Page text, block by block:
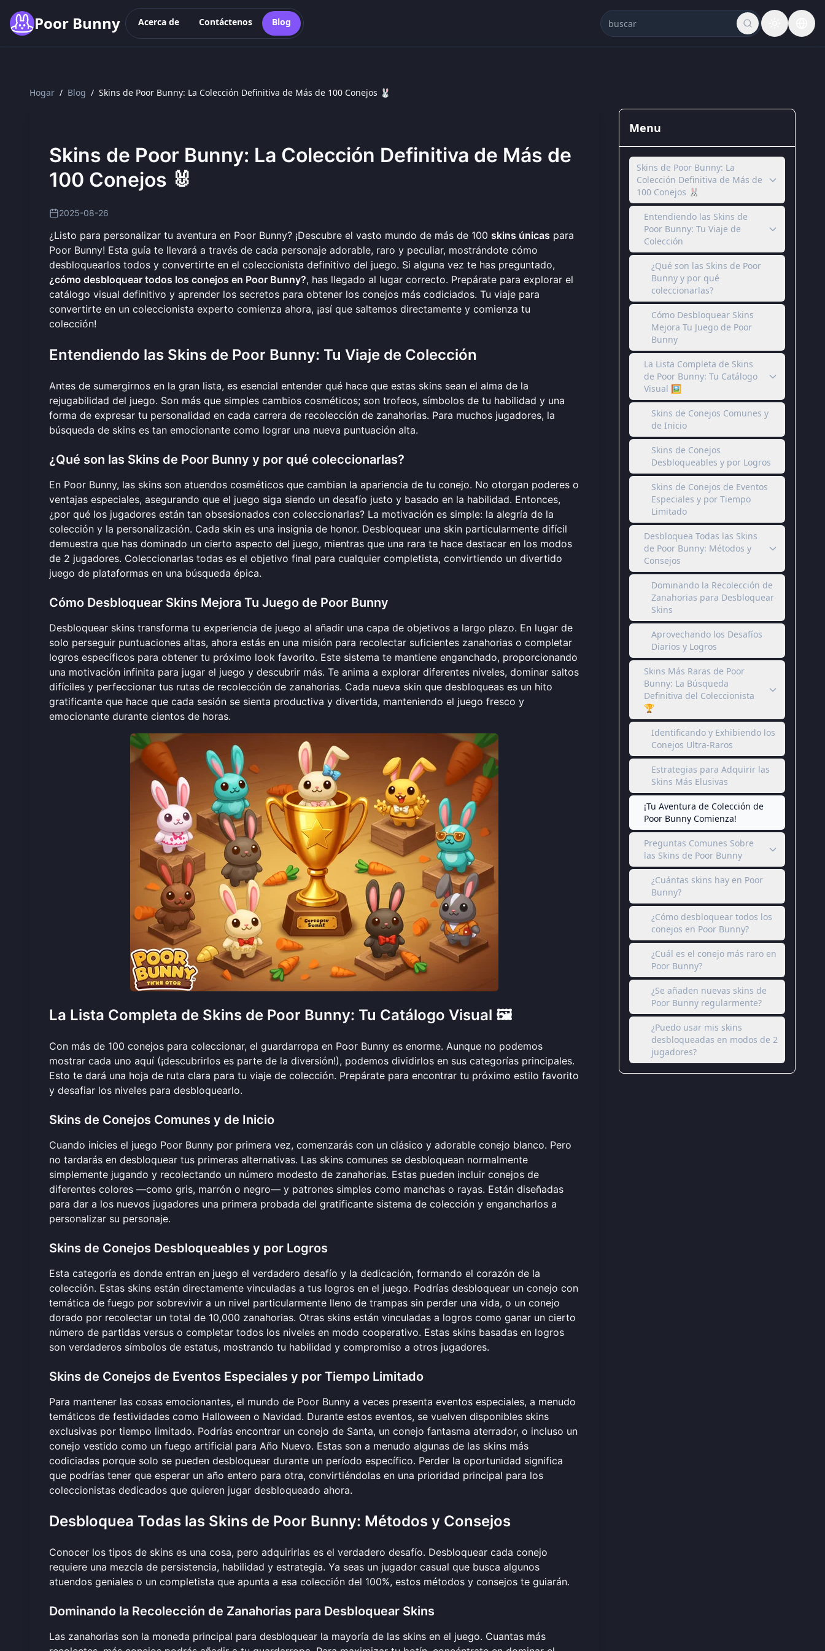
Poor Bunny Acerca de Contáctenos Blog
Hogar / Blog / Skins de Poor Bunny: La Colección Definitiva de Más de 100 Conejos 🐰
Skins de Poor Bunny: La Colección Definitiva de Más de
100 Conejos 🐰
2025-08-26
¿Listo para personalizar tu aventura en Poor Bunny? ¡Descubre el vasto mundo de más de 100 skins únicas para
Poor Bunny! Esta guía te llevará a través de cada personaje adorable, raro y peculiar, mostrándote cómo
desbloquearlos todos y convertirte en el coleccionista definitivo del juego. Si alguna vez te has preguntado,
¿cómo desbloquear todos los conejos en Poor Bunny?, has llegado al lugar correcto. Prepárate para explorar el
catálogo visual definitivo y aprender los secretos para obtener los conejos más codiciados. Tu viaje para
convertirte en un coleccionista experto comienza ahora, ¡así que saltemos directamente y comienza tu
colección!
Entendiendo las Skins de Poor Bunny: Tu Viaje de Colección
Antes de sumergirnos en la gran lista, es esencial entender qué hace que estas skins sean el alma de la
rejugabilidad del juego. Son más que simples cambios cosméticos; son trofeos, símbolos de tu habilidad y una
forma de expresar tu personalidad en cada carrera de recolección de zanahorias. Para muchos jugadores, la
búsqueda de skins es tan emocionante como lograr una nueva puntuación alta.
¿Qué son las Skins de Poor Bunny y por qué coleccionarlas?
En Poor Bunny, las skins son atuendos cosméticos que cambian la apariencia de tu conejo. No otorgan poderes o
ventajas especiales, asegurando que el juego siga siendo un desafío justo y basado en la habilidad. Entonces,
¿por qué los jugadores están tan obsesionados con coleccionarlas? La motivación es simple: la alegría de la
colección y la personalización. Cada skin es una insignia de honor. Desbloquear una skin particularmente difícil
demuestra que has dominado un cierto aspecto del juego, mientras que una rara te hace destacar en los modos
de 2 jugadores. Coleccionarlas todas es el objetivo final para cualquier completista, convirtiendo un divertido
juego de plataformas en una búsqueda épica.
Cómo Desbloquear Skins Mejora Tu Juego de Poor Bunny
Desbloquear skins transforma tu experiencia de juego al añadir una capa de objetivos a largo plazo. En lugar de
solo perseguir puntuaciones altas, ahora estás en una misión para recolectar suficientes zanahorias o completar
logros específicos para obtener tu próximo look favorito. Este sistema te mantiene enganchado, proporcionando
una motivación infinita para jugar el juego y descubrir más. Te anima a explorar diferentes niveles, dominar saltos
difíciles y perfeccionar tus rutas de recolección de zanahorias. Cada nueva skin que desbloqueas es un hito
gratificante que hace que cada sesión se sienta productiva y divertida, manteniendo el juego fresco y
emocionante durante cientos de horas.
La Lista Completa de Skins de Poor Bunny: Tu Catálogo Visual 🖼️
Con más de 100 conejos para coleccionar, el guardarropa en Poor Bunny es enorme. Aunque no podemos
mostrar cada uno aquí (¡descubrirlos es parte de la diversión!), podemos dividirlos en sus categorías principales.
Esto te dará una hoja de ruta clara para tu viaje de colección. Prepárate para encontrar tu próximo estilo favorito
y desafiar los niveles para desbloquearlo.
Skins de Conejos Comunes y de Inicio
Cuando inicies el juego Poor Bunny por primera vez, comenzarás con un clásico y adorable conejo blanco. Pero
no tardarás en desbloquear tus primeras alternativas. Las skins comunes se desbloquean normalmente
simplemente jugando y recolectando un número modesto de zanahorias. Estas pueden incluir conejos de
diferentes colores —como gris, marrón o negro— y patrones simples como manchas o rayas. Están diseñadas
para dar a los nuevos jugadores una primera probada del gratificante sistema de colección y engancharlos a
personalizar su personaje.
Skins de Conejos Desbloqueables y por Logros
Esta categoría es donde entran en juego el verdadero desafío y la dedicación, formando el corazón de la
colección. Estas skins están directamente vinculadas a tus logros en el juego. Podrías desbloquear un conejo con
temática de fuego por sobrevivir a un nivel particularmente lleno de trampas sin perder una vida, o un conejo
dorado por recolectar un total de 10,000 zanahorias. Otras skins están vinculadas a logros como ganar un cierto
número de partidas versus o completar todos los niveles en modo cooperativo. Estas skins basadas en logros
son verdaderos símbolos de estatus, mostrando tu habilidad y compromiso a otros jugadores.
Skins de Conejos de Eventos Especiales y por Tiempo Limitado
Para mantener las cosas emocionantes, el mundo de Poor Bunny a veces presenta eventos especiales, a menudo
temáticos de festividades como Halloween o Navidad. Durante estos eventos, se vuelven disponibles skins
exclusivas por tiempo limitado. Podrías encontrar un conejo de Santa, un conejo fantasma aterrador, o incluso un
conejo vestido como un fuego artificial para Año Nuevo. Estas son a menudo algunas de las skins más
codiciadas porque solo se pueden desbloquear durante un período específico. Perder la oportunidad significa
que podrías tener que esperar un año entero para otra, convirtiéndolas en una prioridad principal para los
coleccionistas dedicados que quieren jugar desbloqueado ahora.
Desbloquea Todas las Skins de Poor Bunny: Métodos y Consejos
Conocer los tipos de skins es una cosa, pero adquirirlas es el verdadero desafío. Desbloquear cada conejo
requiere una mezcla de persistencia, habilidad y estrategia. Ya seas un jugador casual que busca algunos
atuendos geniales o un completista que apunta a esa colección del 100%, estos métodos y consejos te guiarán.
Dominando la Recolección de Zanahorias para Desbloquear Skins
Las zanahorias son la moneda principal para desbloquear la mayoría de las skins en el juego. Cuantas más
Menu
Skins de Poor Bunny: La
Colección Definitiva de Más de
100 Conejos 🐰
Entendiendo las Skins de
Poor Bunny: Tu Viaje de
Colección
¿Qué son las Skins de Poor
Bunny y por qué
coleccionarlas?
Cómo Desbloquear Skins
Mejora Tu Juego de Poor
Bunny
La Lista Completa de Skins
de Poor Bunny: Tu Catálogo
Visual 🖼️
Skins de Conejos Comunes y
de Inicio
Skins de Conejos
Desbloqueables y por Logros
Skins de Conejos de Eventos
Especiales y por Tiempo
Limitado
Desbloquea Todas las Skins
de Poor Bunny: Métodos y
Consejos
Dominando la Recolección de
Zanahorias para Desbloquear
Skins
Aprovechando los Desafíos
Diarios y Logros
Skins Más Raras de Poor
Bunny: La Búsqueda
Definitiva del Coleccionista
🏆
Identificando y Exhibiendo los
Conejos Ultra-Raros
Estrategias para Adquirir las
Skins Más Elusivas
¡Tu Aventura de Colección de
Poor Bunny Comienza!
Preguntas Comunes Sobre
las Skins de Poor Bunny
¿Cuántas skins hay en Poor
Bunny?
¿Cómo desbloquear todos los
conejos en Poor Bunny?
¿Cuál es el conejo más raro en
Poor Bunny?
¿Se añaden nuevas skins de
Poor Bunny regularmente?
¿Puedo usar mis skins
desbloqueadas en modos de 2
jugadores?